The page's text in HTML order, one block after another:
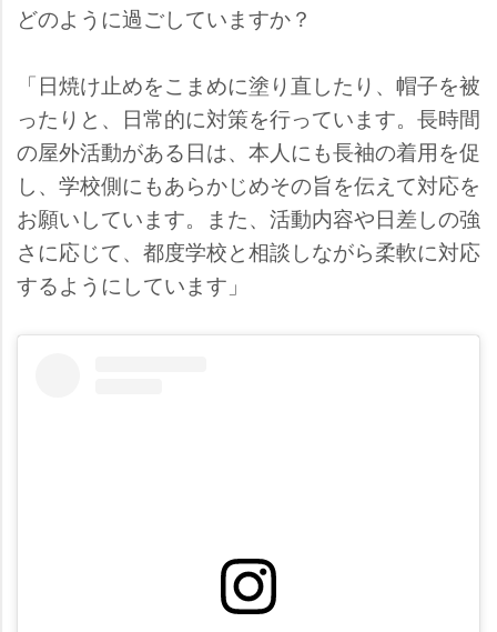
どのように過ごしていますか？
「日焼け止めをこまめに塗り直したり、帽子を被
ったりと、日常的に対策を行っています。長時間
の屋外活動がある日は、本人にも長袖の着用を促
し、学校側にもあらかじめその旨を伝えて対応を
お願いしています。また、活動内容や日差しの強
さに応じて、都度学校と相談しながら柔軟に対応
するようにしています」